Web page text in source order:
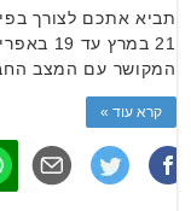
תביא אתכם לצורך
21
המקושר עם המצב
קרא עוד »